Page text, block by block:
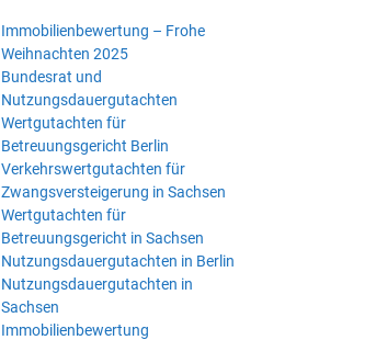
Immobilienbewertung – Frohe
Weihnachten 2025
Bundesrat und
Nutzungsdauergutachten
Wertgutachten für
Betreuungsgericht Berlin
Verkehrswertgutachten für
Zwangsversteigerung in Sachsen
Wertgutachten für
Betreuungsgericht in Sachsen
Nutzungsdauergutachten in Berlin
Nutzungsdauergutachten in
Sachsen
Immobilienbewertung